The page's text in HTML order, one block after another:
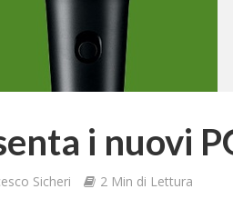
i nuovi
Sicheri 2 Min di Lettura